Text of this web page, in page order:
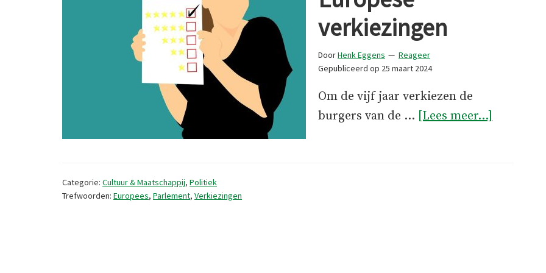
verkiezingen
DoorHenk Eggens
Reageer
Gepubliceerd op 25 maart 2024
Om de vijf jaar verkiezen de
burgers van de … [Lees meer...]
Categorie: Cultuur & Maatschappij, Politiek
Trefwoorden: Europees, Parlement, Verkiezingen